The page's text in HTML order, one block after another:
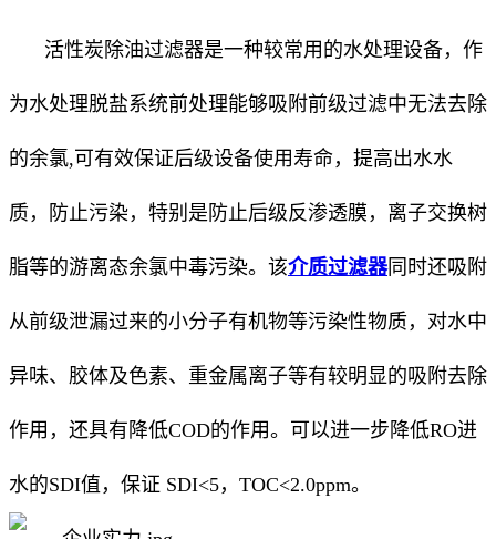
活性炭除油过滤器是一种较常用的水处理设备，作
为水处理脱盐系统前处理能够吸附前级过滤中无法去除
的余氯,可有效保证后级设备使用寿命，提高出水水
质，防止污染，特别是防止后级反渗透膜，离子交换树
脂等的游离态余氯中毒污染。该介质过滤器同时还吸附
从前级泄漏过来的小分子有机物等污染性物质，对水中
异味、胶体及色素、重金属离子等有较明显的吸附去除
作用，还具有降低COD的作用。可以进一步降低RO进
水的SDI值，保证 SDI<5，TOC<2.0ppm。